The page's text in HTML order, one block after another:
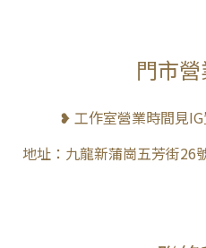
門市
❥ 工作室營業時間見
地址：九龍新蒲崗五芳街26